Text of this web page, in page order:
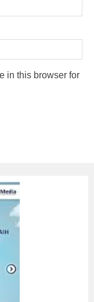
in this browser for